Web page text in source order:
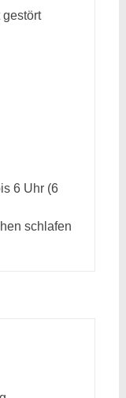
6 Uhr (6
schlafen